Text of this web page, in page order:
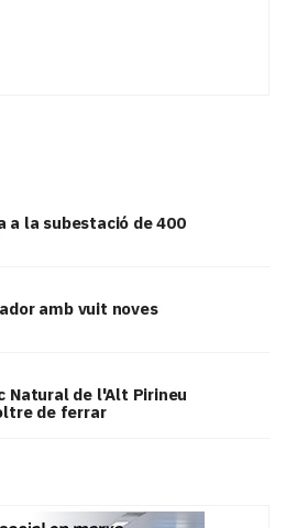
a la subestació de 400
amb vuit noves
Natural de l'Alt Pirineu
de ferrar